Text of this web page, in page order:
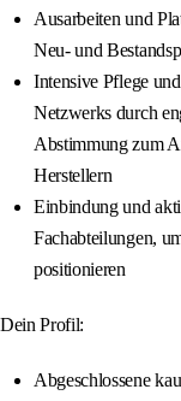
Ausarbeiten und
Neu- und
Intensive Pflege
Netzwerks durch
Abstimmung zum
Herstellern
Einbindung und
Fachabteilungen,
positionieren
Dein Profil:
Abgeschlossene